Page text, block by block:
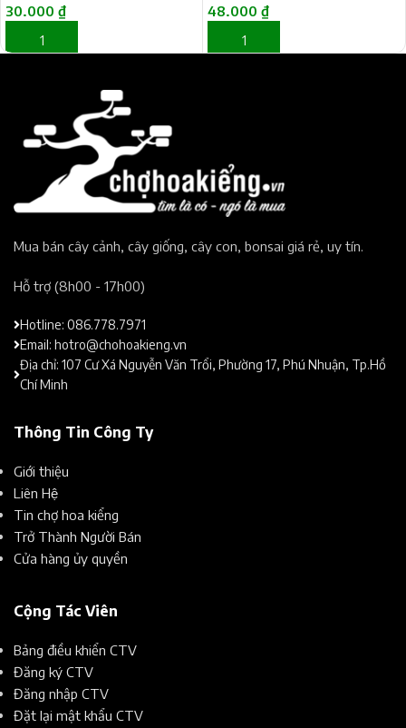
30.000 ₫
THÊM VÀO GIỎ HÀNG
48.000 ₫
THÊM VÀO GIỎ HÀNG
Mua bán cây cảnh, cây giống, cây con, bonsai giá rẻ, uy tín.​
Hỗ trợ (8h00 - 17h00)​
Hotline: 086.778.7971
Email: hotro@chohoakieng.vn
Địa chỉ: 107 Cư Xá Nguyễn Văn Trổi, Phường 17, Phú Nhuận, Tp.Hồ
Chí Minh
Thông Tin Công Ty
Giới thiệu
Liên Hệ
Tin chợ hoa kiểng
Trở Thành Người Bán
Cửa hàng ủy quyền
Cộng Tác Viên
Bảng điều khiển CTV
Đăng ký CTV
Đăng nhập CTV
Đặt lại mật khẩu CTV